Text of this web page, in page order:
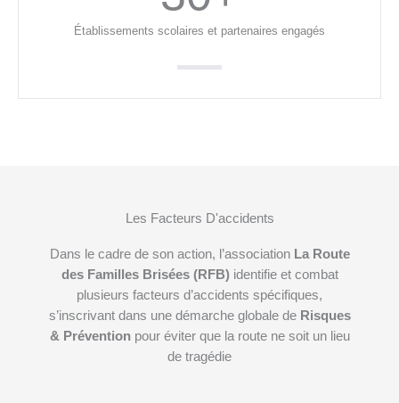
Établissements scolaires et partenaires engagés
Les Facteurs D'accidents
Dans le cadre de son action, l’association La Route
des Familles Brisées (RFB)identifie et combat
plusieurs facteurs d’accidents spécifiques,
s’inscrivant dans une démarche globale de Risques
& Préventionpour éviter que la route ne soit un lieu
de tragédie